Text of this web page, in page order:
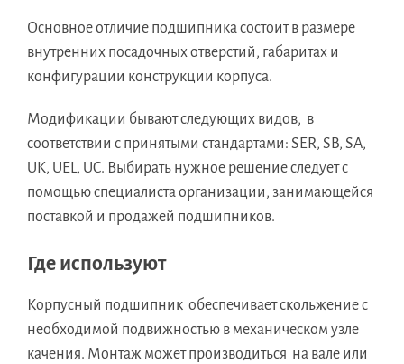
Основное отличие подшипника состоит в размере
внутренних посадочных отверстий, габаритах и
конфигурации конструкции корпуса.
Модификации бывают следующих видов, в
соответствии с принятыми стандартами: SER, SB, SA,
UK, UEL, UC. Выбирать нужное решение следует с
помощью специалиста организации, занимающейся
поставкой и продажей подшипников.
Где используют
Корпусный подшипник обеспечивает скольжение с
необходимой подвижностью в механическом узле
качения. Монтаж может производиться на вале или